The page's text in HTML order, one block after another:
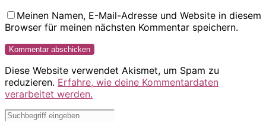
Meinen Namen, E-Mail-Adresse und Website in diesem
Browser für meinen nächsten Kommentar speichern.
Diese Website verwendet Akismet, um Spam zu
reduzieren. Erfahre, wie deine Kommentardaten
verarbeitet werden.